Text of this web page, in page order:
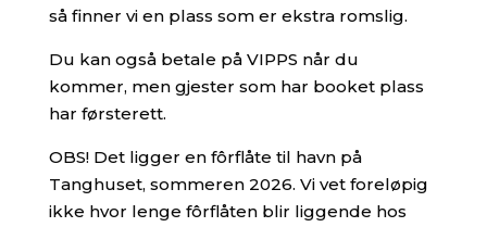
så finner vi en plass som er ekstra romslig.
Du kan også betale på VIPPS når du
kommer, men gjester som har booket plass
har førsterett.
OBS! Det ligger en fôrflåte til havn på
Tanghuset, sommeren 2026. Vi vet foreløpig
ikke hvor lenge fôrflåten blir liggende hos